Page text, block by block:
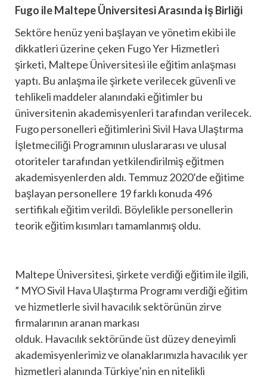
Fugo ile Maltepe Üniversitesi Arasında İş Birliği
Sektöre henüz yeni başlayan ve yönetim ekibi ile
dikkatleri üzerine çeken Fugo Yer Hizmetleri
şirketi, Maltepe Üniversitesi ile eğitim anlaşması
yaptı. Bu anlaşma ile şirkete verilecek güvenli ve
tehlikeli maddeler alanındaki eğitimler bu
üniversitenin akademisyenleri tarafından verilecek.
Fugo personelleri eğitimlerini Sivil Hava Ulaştırma
İşletmeciliği Programının uluslararası ve ulusal
otoriteler tarafından yetkilendirilmiş eğitmen
akademisyenlerden aldı. Temmuz 2020’de eğitime
başlayan personellere 19 farklı konuda 496
sertifikalı eğitim verildi. Böylelikle personellerin
teorik eğitim kısımları tamamlanmış oldu.
Maltepe Üniversitesi, şirkete verdiği eğitim ile ilgili,
” MYO Sivil Hava Ulaştırma Programı verdiği eğitim
ve hizmetlerle sivil havacılık sektörünün zirve
firmalarının aranan markası
olduk. Havacılık sektöründe üst düzey deneyimli
akademisyenlerimiz ve olanaklarımızla havacılık yer
hizmetleri alanında Türkiye’nin en nitelikli